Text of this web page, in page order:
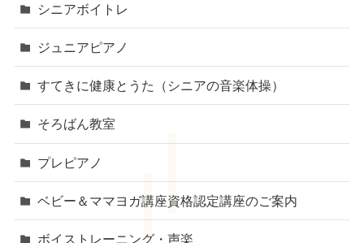
シニアボイトレ
ジュニアピアノ
すてきに健康とうた（シニアの音楽体操）
そろばん教室
プレピアノ
ベビー＆ママヨガ講座資格認定講座のご案内
ボイストレーニング・声楽